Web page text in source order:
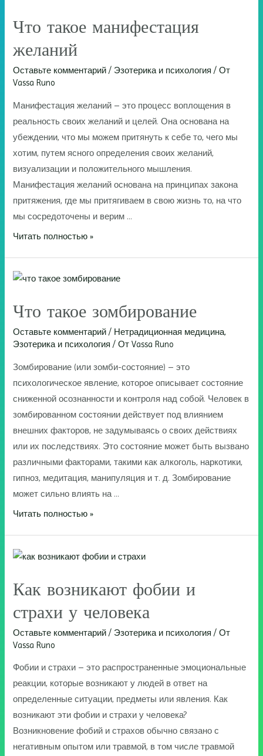
Что такое манифестация
желаний
Оставьте комментарий / Эзотерика и психология / От
Vassa Runo
Манифестация желаний – это процесс воплощения в
реальность своих желаний и целей. Она основана на
убеждении, что мы можем притянуть к себе то, чего мы
хотим, путем ясного определения своих желаний,
визуализации и положительного мышления.
Манифестация желаний основана на принципах закона
притяжения, где мы притягиваем в свою жизнь то, на что
мы сосредоточены и верим …
Что
желаний
Читать полностью »
Что такое зомбирование
Оставьте комментарий / Нетрадиционная медицина,
Эзотерика и психология / От Vassa Runo
Зомбирование (или зомби-состояние) – это
психологическое явление, которое описывает состояние
сниженной осознанности и контроля над собой. Человек в
зомбированном состоянии действует под влиянием
внешних факторов, не задумываясь о своих действиях
или их последствиях. Это состояние может быть вызвано
различными факторами, такими как алкоголь, наркотики,
гипноз, медитация, манипуляция и т. д. Зомбирование
может сильно влиять на …
Что
Читать полностью »
Как возникают фобии и
страхи у человека
Оставьте комментарий / Эзотерика и психология / От
Vassa Runo
Фобии и страхи – это распространенные эмоциональные
реакции, которые возникают у людей в ответ на
определенные ситуации, предметы или явления. Как
возникают эти фобии и страхи у человека?
Возникновение фобий и страхов обычно связано с
негативным опытом или травмой, в том числе травмой